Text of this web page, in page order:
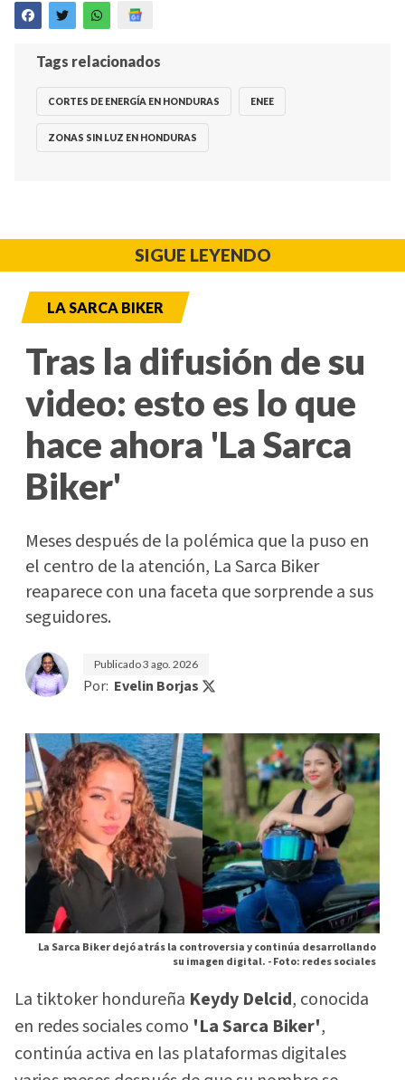
Tags relacionados
CORTES DE ENERGÍA EN HONDURAS ENEE
ZONAS SIN LUZ EN HONDURAS
SIGUE LEYENDO
LA SARCA BIKER
Tras la difusión de su
video: esto es lo que
hace ahora 'La Sarca
Biker'
Meses después de la polémica que la puso en
el centro de la atención, La Sarca Biker
reaparece con una faceta que sorprende a sus
seguidores.
Publicado3 ago. 2026
Por: Evelin Borjas
La Sarca Biker dejó atrás la controversia y continúa desarrollando
su imagen digital. -Foto: redes sociales
La tiktoker hondureña Keydy Delcid, conocida
en redes sociales como 'La Sarca Biker',
continúa activa en las plataformas digitales